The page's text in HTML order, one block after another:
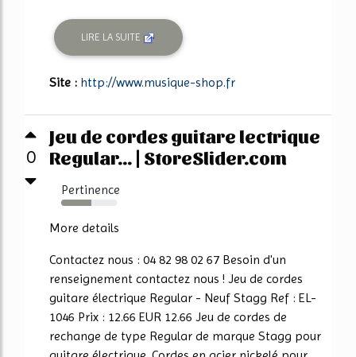
LIRE LA SUITE
Site : http://www.musique-shop.fr
0
Jeu de cordes guitare lectrique
Regular... | StoreSlider.com
Pertinence
54%
More details
Contactez nous : 04 82 98 02 67 Besoin d'un
renseignement contactez nous ! Jeu de cordes
guitare électrique Regular - Neuf Stagg Ref : EL-
1046 Prix : 12.66 EUR 12.66 Jeu de cordes de
rechange de type Regular de marque Stagg pour